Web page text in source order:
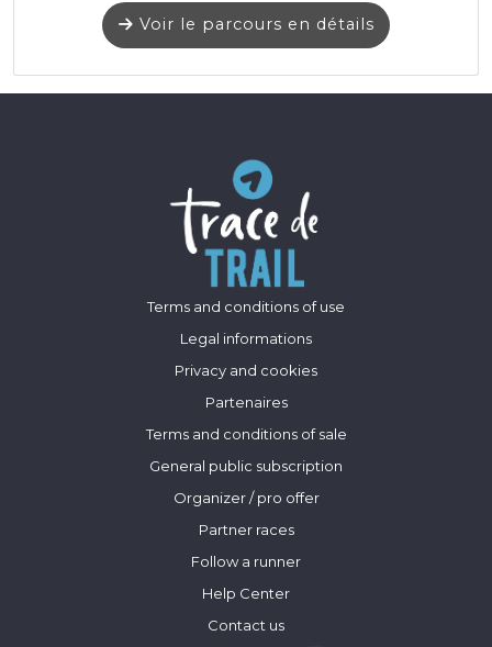
Voir le parcours en détails
Terms and conditions of use
Legal informations
Privacy and cookies
Partenaires
Terms and conditions of sale
General public subscription
Organizer / pro offer
Partner races
Follow a runner
Help Center
Contact us